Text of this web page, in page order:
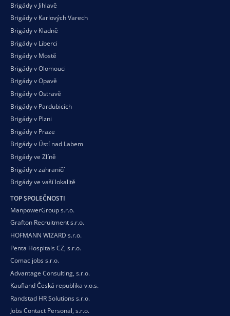
Brigády v Jihlavě
Brigády v Karlových Varech
Brigády v Kladně
Brigády v Liberci
Brigády v Mostě
Brigády v Olomouci
Brigády v Opavě
Brigády v Ostravě
Brigády v Pardubicích
Brigády v Plzni
Brigády v Praze
Brigády v Ústí nad Labem
Brigády ve Zlíně
Brigády v zahraničí
Brigády ve vaší lokalitě
TOP SPOLEČNOSTI
ManpowerGroup s.r.o.
Grafton Recruitment s.r.o.
HOFMANN WIZARD s.r.o.
Penta Hospitals CZ, s.r.o.
Comac jobs s.r.o.
Advantage Consulting, s.r.o.
Kaufland Česká republika v.o.s.
Randstad HR Solutions s.r.o.
Jobs Contact Personal, s.r.o.